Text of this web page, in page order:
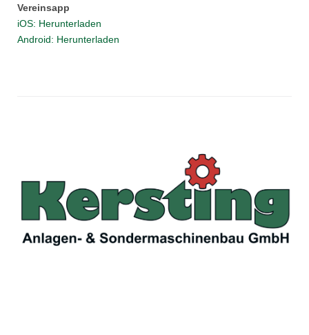
Vereinsapp
iOS: Herunterladen
Android: Herunterladen